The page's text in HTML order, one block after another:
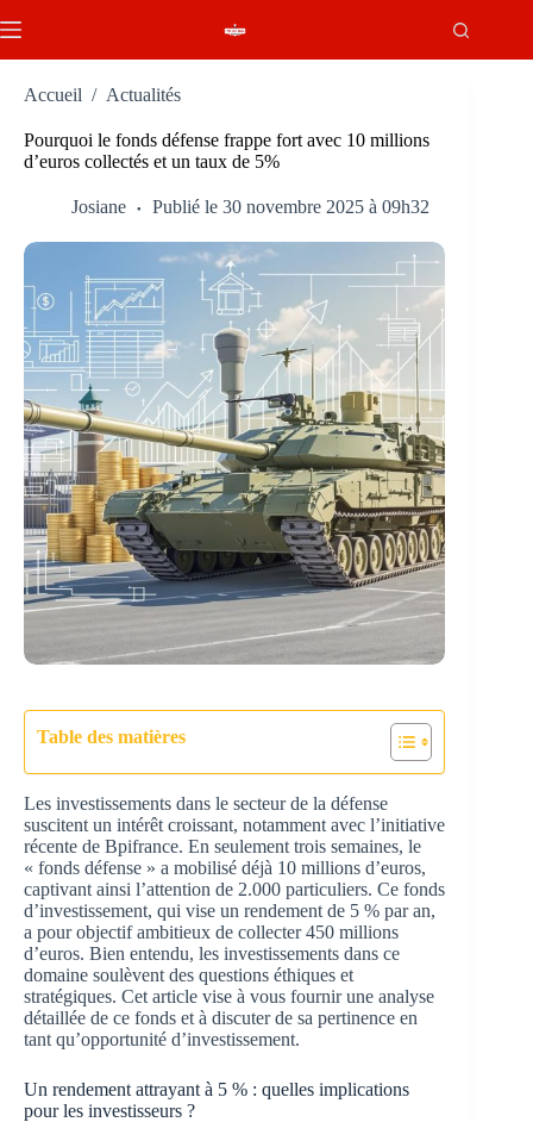
au
Accueil / Actualités
Pourquoi le fonds défense frappe fort avec 10 millions
d’euros collectés et un taux de 5%
Josiane Publié le 30 novembre 2025 à 09h32
Table des matières
Les investissements dans le secteur de la défense
suscitent un intérêt croissant, notamment avec l’initiative
récente de Bpifrance. En seulement trois semaines, le
« fonds défense » a mobilisé déjà 10 millions d’euros,
captivant ainsi l’attention de 2.000 particuliers. Ce fonds
d’investissement, qui vise un rendement de 5 % par an,
a pour objectif ambitieux de collecter 450 millions
d’euros. Bien entendu, les investissements dans ce
domaine soulèvent des questions éthiques et
stratégiques. Cet article vise à vous fournir une analyse
détaillée de ce fonds et à discuter de sa pertinence en
tant qu’opportunité d’investissement.
Un rendement attrayant à 5 % : quelles implications
pour les investisseurs ?